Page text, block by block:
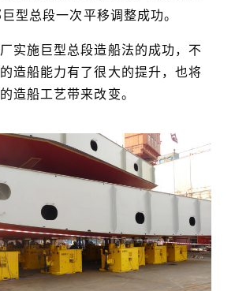
型总段一次平移调整成功。
实施巨型总段造船法的成功，不
造船能力有了很大的提升，也将
造船工艺带来改变。